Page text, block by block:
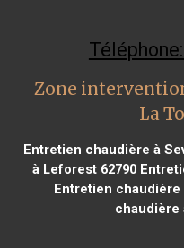
Zone
La
Entretien chaudière à
à Leforest 62790
Entretien chaudière
chaudière